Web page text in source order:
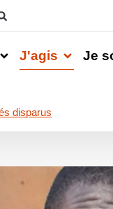
J'agis Je
disparus